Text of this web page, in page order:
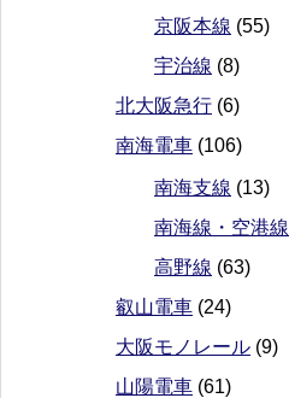
京阪本線 (55)
宇治線 (8)
北大阪急行 (6)
南海電車 (106)
南海支線 (13)
南海線・空港線
高野線 (63)
叡山電車 (24)
大阪モノレール (9)
山陽電車 (61)